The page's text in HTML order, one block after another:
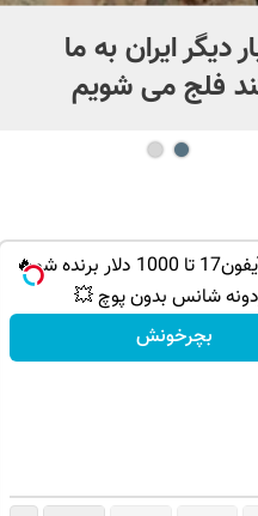
دیگر ایران به ما
فلج می شویم
از PS5 و آیفون17 تا 1000 دلار برنده شو🔥
شانس بدون پوچ 💥
بچرخونش